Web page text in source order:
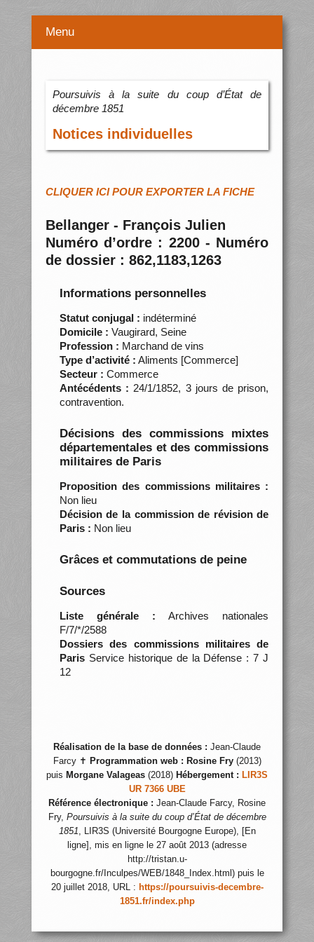
Menu
Poursuivis à la suite du coup d’État de
décembre 1851
Notices individuelles
CLIQUER ICI POUR EXPORTER LA FICHE
Bellanger - François Julien
Numéro d’ordre : 2200 - Numéro
de dossier : 862,1183,1263
Informations personnelles
Statut conjugal : indéterminé
Domicile : Vaugirard, Seine
Profession : Marchand de vins
Type d’activité : Aliments [Commerce]
Secteur : Commerce
Antécédents : 24/1/1852, 3 jours de prison,
contravention.
Décisions des commissions mixtes
départementales et des commissions
militaires de Paris
Proposition des commissions militaires :
Non lieu
Décision de la commission de révision de
Paris : Non lieu
Grâces et commutations de peine
Sources
Liste générale : Archives nationales
F/7/*/2588
Dossiers des commissions militaires de
ParisService historique de la Défense : 7 J
12
Réalisation de la base de données : Jean-Claude
Farcy ✝ Programmation web : Rosine Fry(2013)
puis Morgane Valageas (2018) Hébergement : LIR3S
UR 7366 UBE
Référence électronique : Jean-Claude Farcy, Rosine
Fry, Poursuivis à la suite du coup d’État de décembre
1851, LIR3S (Université Bourgogne Europe), [En
ligne], mis en ligne le 27 août 2013 (adresse
http://tristan.u-
bourgogne.fr/Inculpes/WEB/1848_Index.html) puis le
20 juillet 2018, URL : https://poursuivis-decembre-
1851.fr/index.php